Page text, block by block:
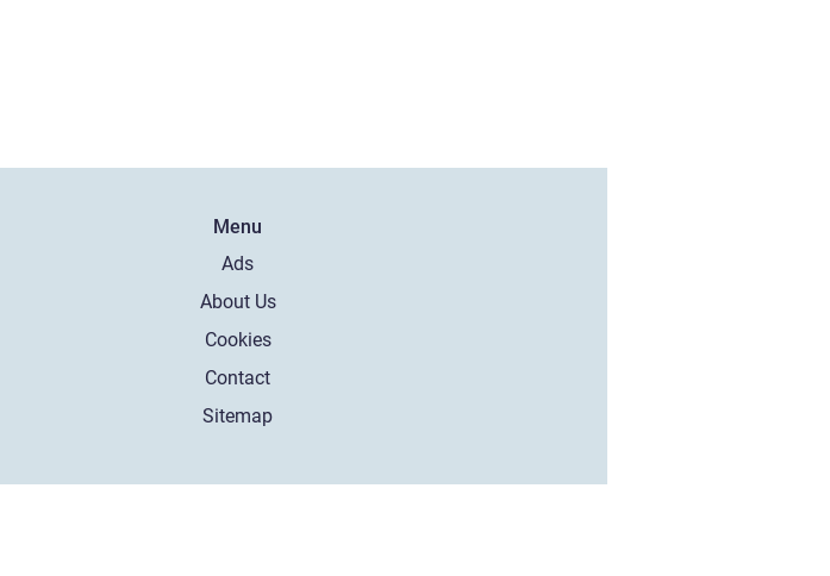
Menu
Ads
About Us
Cookies
Contact
Sitemap